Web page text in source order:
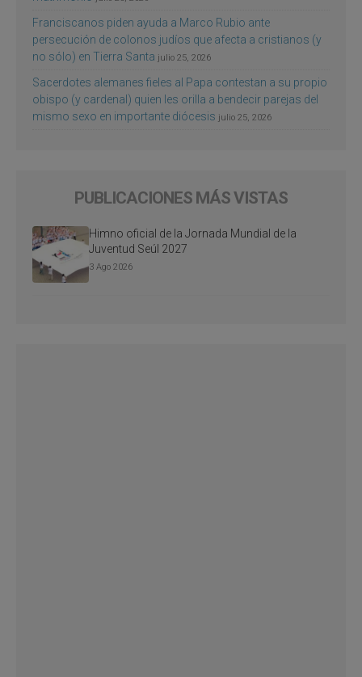
Franciscanos piden ayuda a Marco Rubio ante
persecución de colonos judíos que afecta a cristianos (y
no sólo) en Tierra Santa julio 25, 2026
Sacerdotes alemanes fieles al Papa contestan a su propio
obispo (y cardenal) quien les orilla a bendecir parejas del
mismo sexo en importante diócesis julio 25, 2026
PUBLICACIONES MÁS VISTAS
Himno oficial de la Jornada Mundial de la
Juventud Seúl 2027
3 Ago 2026